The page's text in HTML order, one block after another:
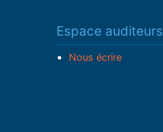
Espace auditeurs
Nous écrire